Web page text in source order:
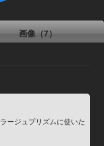
画像（7）
ージュプリズムに使いた